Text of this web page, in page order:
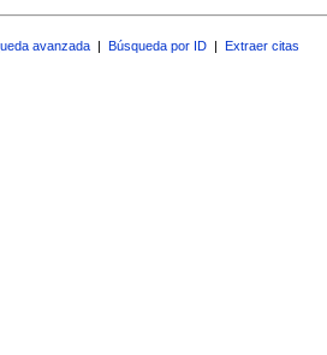
avanzada | Búsqueda por ID | Extraer citas